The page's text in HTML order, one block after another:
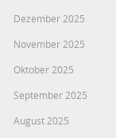
Dezember 2025
November 2025
Oktober 2025
September 2025
August 2025